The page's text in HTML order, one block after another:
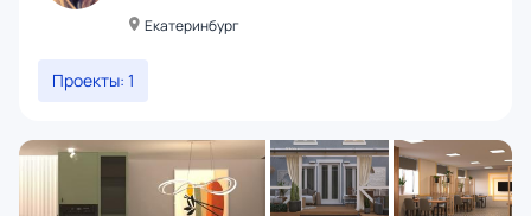
Екатеринбург
Проекты: 1